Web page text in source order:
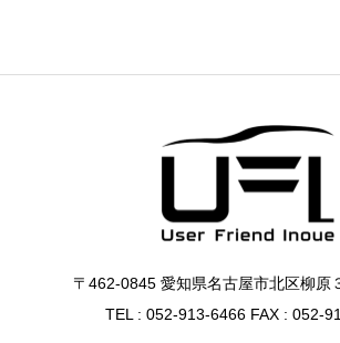
〒462-0845 愛知県名古屋市北区柳原
TEL : 052-913-6466 FAX : 052-